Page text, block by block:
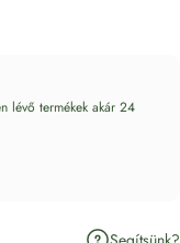
lévő termékek akár 24